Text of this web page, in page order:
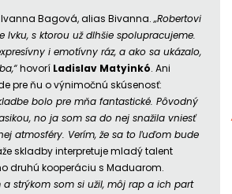
Bagová, alias Bivanna.„Robertovi
Ivku, s ktorou už dlhšie spolupracujeme.
i emotívny ráz, a ako sa ukázalo,
hovorí Ladislav Matyinkó. Ani
pre ňu o výnimočnú skúsenosť:
bolo pre mňa fantastické. Pôvodný
no ja som sa do nej snažila vniesť
atmosféry. Verím, že sa to ľuďom bude
skladby interpretuje mladý talent
druhú kooperáciu s Maduarom.
strýkom som si užil, môj rap a ich part